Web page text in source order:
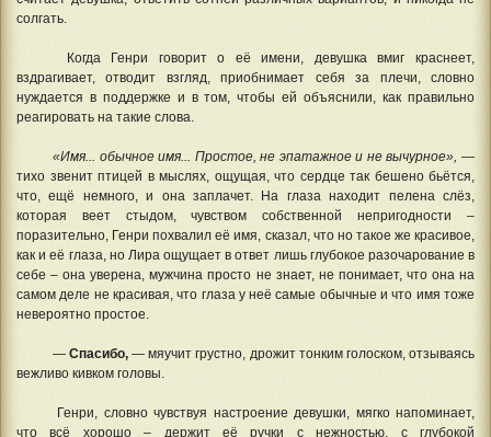
солгать.
Когда Генри говорит о её имени, девушка вмиг краснеет,
вздрагивает, отводит взгляд, приобнимает себя за плечи, словно
нуждается в поддержке и в том, чтобы ей объяснили, как правильно
реагировать на такие слова.
«Имя... обычное имя... Простое, не эпатажное и не вычурное», —
тихо звенит птицей в мыслях, ощущая, что сердце так бешено бьётся,
что, ещё немного, и она заплачет. На глаза находит пелена слёз,
которая веет стыдом, чувством собственной непригодности –
поразительно, Генри похвалил её имя, сказал, что но такое же красивое,
как и её глаза, но Лира ощущает в ответ лишь глубокое разочарование в
себе – она уверена, мужчина просто не знает, не понимает, что она на
самом деле не красивая, что глаза у неё самые обычные и что имя тоже
невероятно простое.
— Спасибо,— мяучит грустно, дрожит тонким голоском, отзываясь
вежливо кивком головы.
Генри, словно чувствуя настроение девушки, мягко напоминает,
что всё хорошо – держит её ручки с нежностью, с глубокой